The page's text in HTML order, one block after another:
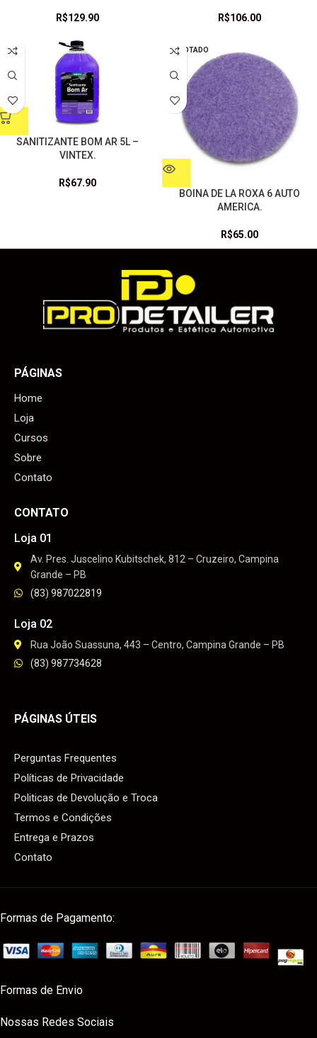
R$129.90 R$106.00
SANITIZANTE BOM AR 5L –
VINTEX.
R$67.90
ESGOTADO
BOINA DE LA ROXA 6 AUTO
AMERICA.
R$65.00
PÁGINAS
Home
Loja
Cursos
Sobre
Contato
CONTATO
Loja 01
Av. Pres. Juscelino Kubitschek, 812 – Cruzeiro, Campina
Grande – PB
(83) 987022819
Loja 02
Rua João Suassuna, 443 – Centro, Campina Grande – PB
(83) 987734628
PÁGINAS ÚTEIS
Perguntas Frequentes
Políticas de Privacidade
Politicas de Devolução e Troca
Termos e Condições
Entrega e Prazos
Contato
Formas de Pagamento:
Formas de Envio
Nossas Redes Sociais